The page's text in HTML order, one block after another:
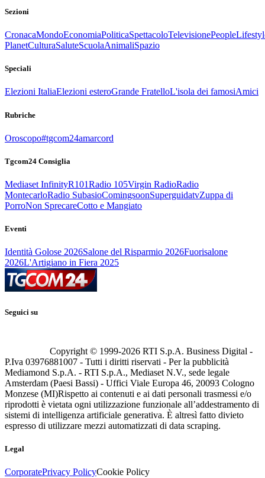
Sezioni
CronacaMondoEconomiaPoliticaSpettacoloTelevisionePeople
PlanetCulturaSaluteScuolaAnimaliSpazio
Speciali
Elezioni ItaliaElezioni esteroGrande FratelloL'isola dei famosiAmici
Rubriche
Oroscopo#tgcom24amarcord
Tgcom24 Consiglia
Mediaset InfinityR101Radio 105Virgin RadioRadio
MontecarloRadio SubasioComingsoonSuperguidatvZuppa di
PorroNon SprecareCotto e Mangiato
Eventi
Identità Golose 2026Salone del Risparmio 2026Fuorisalone
2026L'Artigiano in Fiera 2025
Seguici su
Copyright © 1999-2026 RTI S.p.A. Business Digital -
P.Iva 03976881007 - Tutti i diritti riservati - Per la pubblicità
Mediamond S.p.A. - RTI S.p.A., Mediaset N.V., sede legale
Amsterdam (Paesi Bassi) - Uffici Viale Europa 46, 20093 Cologno
Monzese (MI)Rispetto ai contenuti e ai dati personali trasmessi e/o
riprodotti è vietata ogni utilizzazione funzionale all’addestramento di
sistemi di intelligenza artificiale generativa. È altresì fatto divieto
espresso di utilizzare mezzi automatizzati di data scraping.
Legal
CorporatePrivacy PolicyCookie Policy